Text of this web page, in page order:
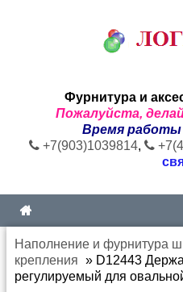
Фурнитура и
Пожалуйста,
Время работы
+7(903)1039814,
Наполнение и фурнитура
крепления » D12443
регулируемый для